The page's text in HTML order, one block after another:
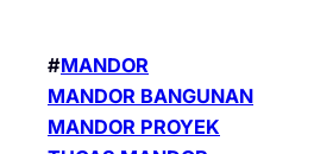
#MANDOR
MANDOR BANGUNAN
MANDOR PROYEK